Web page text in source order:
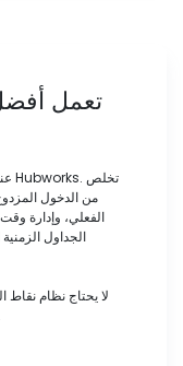
تعمل
من الدخول
الفعلي، وإدارة
الجداول
لا يحتاج نظام